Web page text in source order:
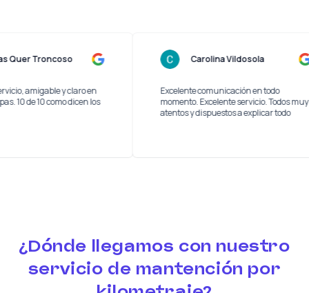
servicio, amigable y claro en
las etapas. 10 de 10 como dicen los
Lucas Quer Troncoso
Excelente comunicación en
momento. Excelente servicio.
atentos y dispuestos a explicar
Carolina Vildosola
¿Dónde llegamos con nuestro
servicio de mantención por